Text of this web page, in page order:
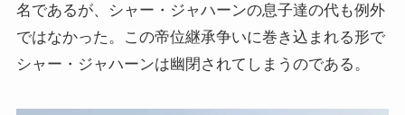
名であるが、シャー・ジャハーンの息子達の代も例外
ではなかった。この帝位継承争いに巻き込まれる形で
シャー・ジャハーンは幽閉されてしまうのである。